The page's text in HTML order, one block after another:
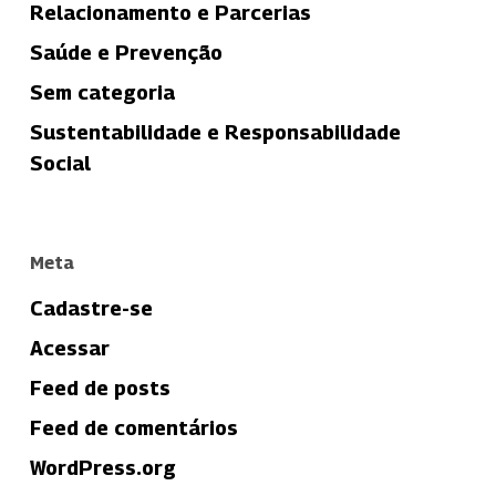
Relacionamento e Parcerias
Saúde e Prevenção
Sem categoria
Sustentabilidade e Responsabilidade
Social
Meta
Cadastre-se
Acessar
Feed de posts
Feed de comentários
WordPress.org